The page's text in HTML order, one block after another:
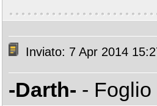
Inviato: 7 Apr 2014
-Darth- -